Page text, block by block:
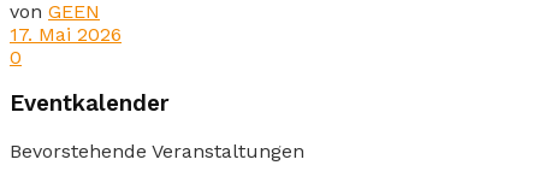
von GEEN
17. Mai 2026
0
Eventkalender
Bevorstehende Veranstaltungen